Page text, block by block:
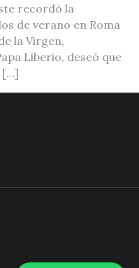
recordó la
de verano en Roma
la Virgen,
Liberio, deseó que
[…]